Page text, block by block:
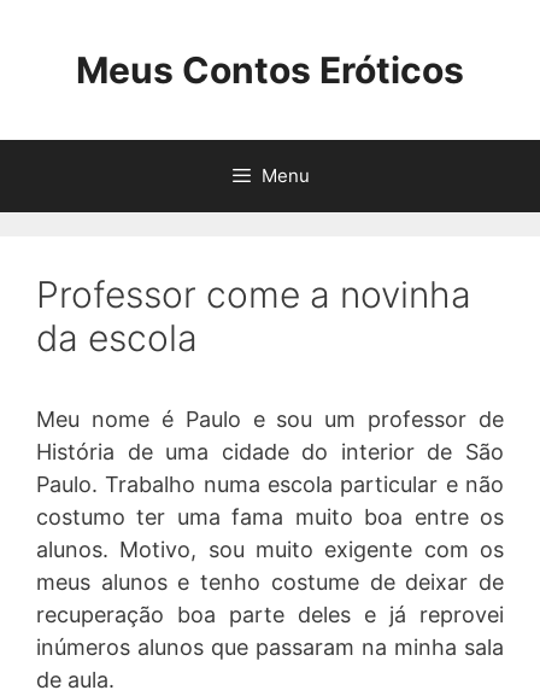
Meus Contos Eróticos
Menu
Professor come a novinha
da escola
Meu nome é Paulo e sou um professor de
História de uma cidade do interior de São
Paulo. Trabalho numa escola particular e não
costumo ter uma fama muito boa entre os
alunos. Motivo, sou muito exigente com os
meus alunos e tenho costume de deixar de
recuperação boa parte deles e já reprovei
inúmeros alunos que passaram na minha sala
de aula.